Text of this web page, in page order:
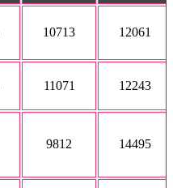
10713 12061
11071 12243
9812 14495